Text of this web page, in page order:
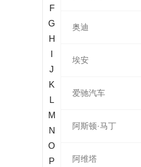
F
G
H
I
J
K
L
M
N
O
P
奥迪
埃安
爱驰汽车
阿斯顿·马丁
阿维塔